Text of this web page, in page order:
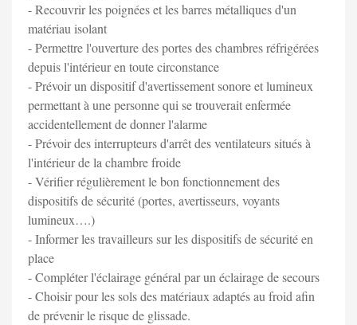
- Recouvrir les poignées et les barres métalliques d'un
matériau isolant
- Permettre l'ouverture des portes des chambres réfrigérées
depuis l'intérieur en toute circonstance
- Prévoir un dispositif d'avertissement sonore et lumineux
permettant à une personne qui se trouverait enfermée
accidentellement de donner l'alarme
- Prévoir des interrupteurs d'arrêt des ventilateurs situés à
l'intérieur de la chambre froide
- Vérifier régulièrement le bon fonctionnement des
dispositifs de sécurité (portes, avertisseurs, voyants
lumineux….)
- Informer les travailleurs sur les dispositifs de sécurité en
place
- Compléter l'éclairage général par un éclairage de secours
- Choisir pour les sols des matériaux adaptés au froid afin
de prévenir le risque de glissade.